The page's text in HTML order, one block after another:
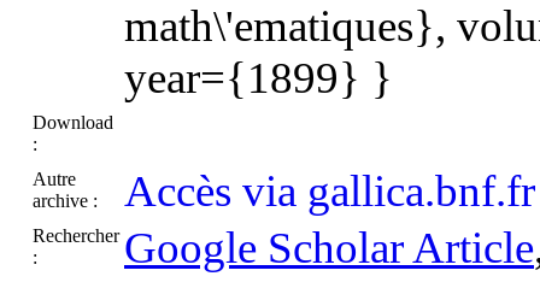
math\'ematiques},
year={1899} }
Download
:
Autre
archive :
Accès via gallica.bnf.fr
Rechercher
:
Google Scholar Article